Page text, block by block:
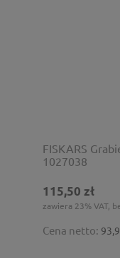
FISKARS
1027038
115,50 zł
zawiera 23% VAT,
Cena netto: